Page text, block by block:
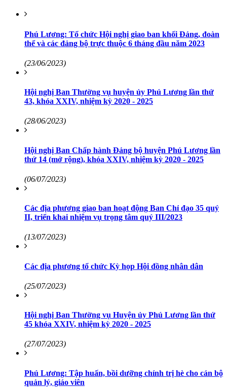
Phú Lương: Tổ chức Hội nghị giao ban khối Đảng, đoàn
thể và các đảng bộ trực thuộc 6 tháng đầu năm 2023
(23/06/2023)
Hội nghị Ban Thường vụ huyện ủy Phú Lương lần thứ
43, khóa XXIV, nhiệm kỳ 2020 - 2025
(28/06/2023)
Hội nghị Ban Chấp hành Đảng bộ huyện Phú Lương lần
thứ 14 (mở rộng), khóa XXIV, nhiệm kỳ 2020 - 2025
(06/07/2023)
Các địa phương giao ban hoạt động Ban Chỉ đạo 35 quý
II, triển khai nhiệm vụ trọng tâm quý III/2023
(13/07/2023)
Các địa phương tổ chức Kỳ họp Hội đồng nhân dân
(25/07/2023)
Hội nghị Ban Thường vụ Huyện ủy Phú Lương lần thứ
45 khóa XXIV, nhiệm kỳ 2020 - 2025
(27/07/2023)
Phú Lương: Tập huấn, bồi dưỡng chính trị hè cho cán bộ
quản lý, giáo viên